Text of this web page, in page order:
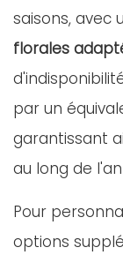
saisons, avec
florales
par un
garantissant
au long de
Pour
options